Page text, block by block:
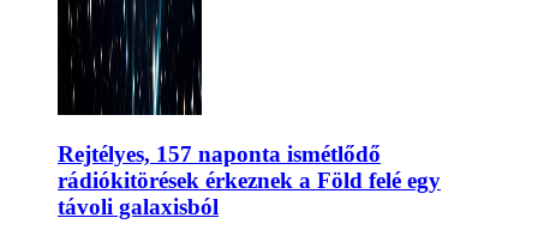
Rejtélyes, 157 naponta ismétlődő
rádiókitörések érkeznek a Föld felé egy
távoli galaxisból